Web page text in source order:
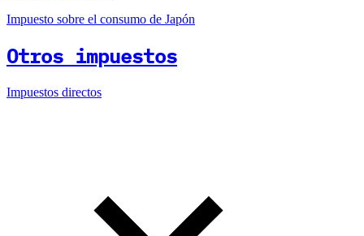
Impuesto sobre el consumo de Japón
Otros impuestos
Impuestos directos